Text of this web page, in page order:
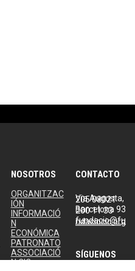
NOSOTROS
ORGANITZAC
IÓN
INFORMACIÓ
N
ECONÓMICA
PATRONATO
ASSOCIACIÓ
N CIC
CONTACTO
Via Augusta, 205 08021
Barcelona 93 200 11 33
fundacio@fundaciocic.org
SÍGUENOS